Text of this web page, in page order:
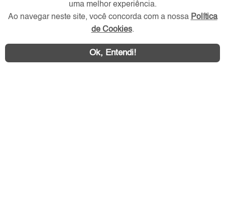
Redes Sociais
uma melhor experiência.
Ao navegar neste site, você concorda com a nossa Política
de Cookies.
Ok, Entendi!